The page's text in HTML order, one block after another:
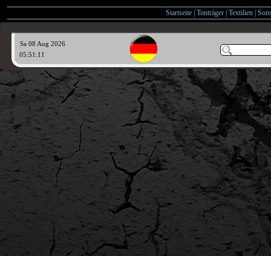
Startseite Tonträger Textilien
Sa 08 Aug 2026
05:51:12